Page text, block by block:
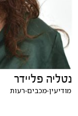
נטליה פליידר
מודיעין-מכבים-רעות